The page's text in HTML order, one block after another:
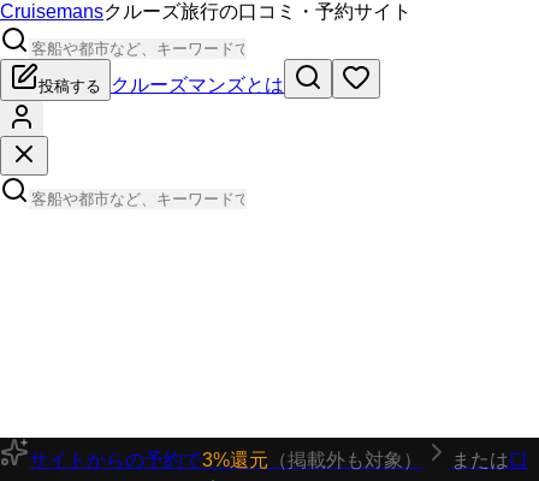
Cruisemansクルーズ旅行の口コミ・予約サイト
投稿する クルーズマンズとは
サイトからの予約で3%還元 （掲載外も対象） または口